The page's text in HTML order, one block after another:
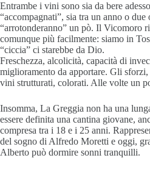
Entrambe i vini sono sia da bere
“accompagnati”, sia tra un anno o due
“arrotonderanno” un pò. Il Vicomoro
comunque più facilmente: siamo in
“ciccia” ci starebbe da Dio.
Freschezza, alcolicità, capacità di
miglioramento da apportare. Gli
vini strutturati, colorati. Alle volte un
Insomma, La Greggia non ha una
essere definita una cantina giovane,
compresa tra i 18 e i 25 anni.
del sogno di Alfredo Moretti e oggi,
Alberto può dormire sonni tranquilli.